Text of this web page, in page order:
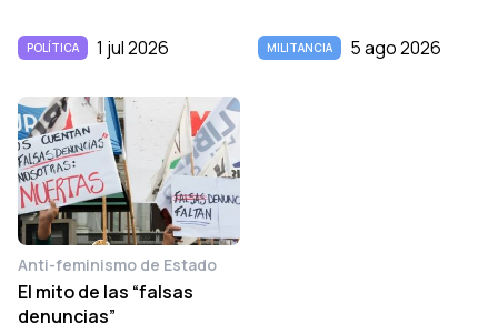
POLÍTICA 1 jul 2026 MILITANCIA 5 ago 2026
Anti-feminismo de Estado
El mito de las “falsas
denuncias”